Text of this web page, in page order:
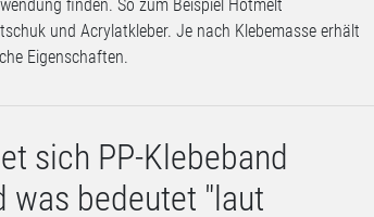
finden. So zum Beispiel Hotmelt
und Acrylatkleber. Je nach Klebemasse erhält
Eigenschaften.
sich PP-Klebeband
was bedeutet "laut